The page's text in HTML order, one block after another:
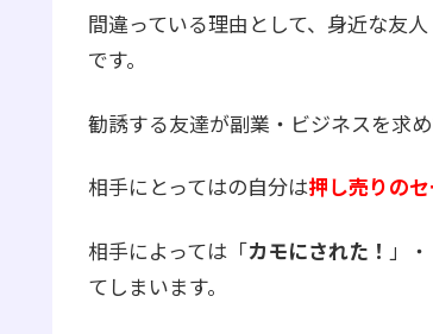
間違っている理由として、身近な友
です。
勧誘する友達が副業・ビジネスを求
相手にとってはの自分は押し売りの
相手によっては「カモにされた！ 」
てしまいます。